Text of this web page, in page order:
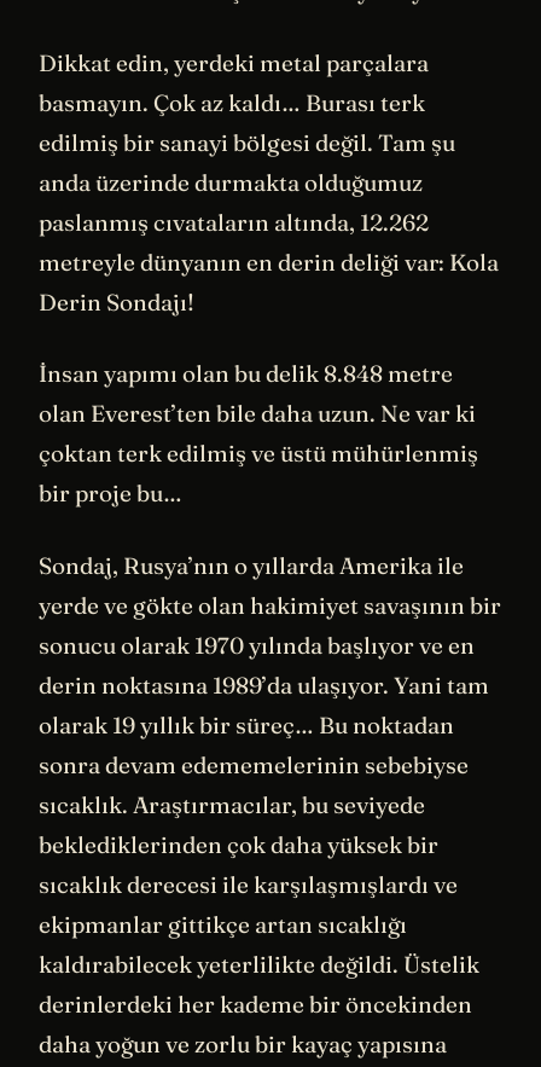
Dikkat edin, yerdeki metal parçalara
basmayın. Çok az kaldı… Burası terk
edilmiş bir sanayi bölgesi değil. Tam şu
anda üzerinde durmakta olduğumuz
paslanmış cıvataların altında, 12.262
metreyle dünyanın en derin deliği var: Kola
Derin Sondajı!
İnsan yapımı olan bu delik 8.848 metre
olan Everest’ten bile daha uzun. Ne var ki
çoktan terk edilmiş ve üstü mühürlenmiş
bir proje bu…
Sondaj, Rusya’nın o yıllarda Amerika ile
yerde ve gökte olan hakimiyet savaşının bir
sonucu olarak 1970 yılında başlıyor ve en
derin noktasına 1989’da ulaşıyor. Yani tam
olarak 19 yıllık bir süreç… Bu noktadan
sonra devam edememelerinin sebebiyse
sıcaklık. Araştırmacılar, bu seviyede
beklediklerinden çok daha yüksek bir
sıcaklık derecesi ile karşılaşmışlardı ve
ekipmanlar gittikçe artan sıcaklığı
kaldırabilecek yeterlilikte değildi. Üstelik
derinlerdeki her kademe bir öncekinden
daha yoğun ve zorlu bir kayaç yapısına